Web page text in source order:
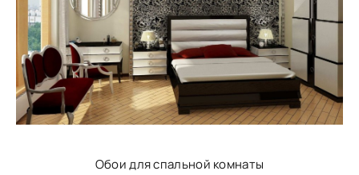
Обои для спальной комнаты